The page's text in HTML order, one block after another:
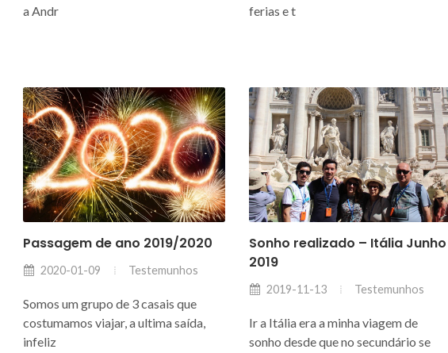
a Andr
ferias e t
Passagem de ano 2019/2020
2020-01-09 Testemunhos
Somos um grupo de 3 casais que
costumamos viajar, a ultima saída,
infeliz
Sonho realizado – Itália Junho
2019
2019-11-13 Testemunhos
Ir a Itália era a minha viagem de
sonho desde que no secundário se